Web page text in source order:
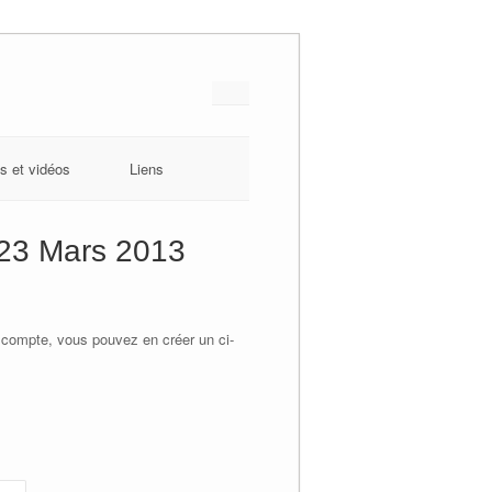
et vidéos Liens
Mars 2013
vous pouvez en créer un ci-